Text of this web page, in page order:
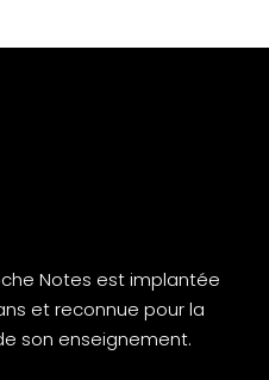
Notes est implantée
et reconnue pour la
son enseignement.